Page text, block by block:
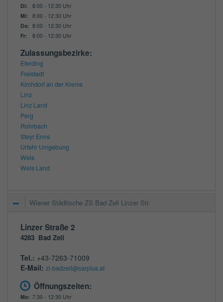
Di:
8:00 - 12:30 Uhr
Mi: 8:00 - 12:30 Uhr
Do: 8:00 - 12:30 Uhr
Fr:
8:00 - 12:30 Uhr
Zulassungsbezirke:
Eferding
Freistadt
Kirchdorf an der Krems
Linz
Linz Land
Perg
Rohrbach
Steyr Enns
Urfahr Umgebung
Wels
Wels Land
Wiener Städtische ZS Bad Zell Linzer Str.
Linzer Straße 2
4283 Bad Zell
Tel.: +43-7263-71009
E-Mail: zl-badzell@carplus.at
Öffnungszeiten:
Mo: 7:30 - 12:30 Uhr